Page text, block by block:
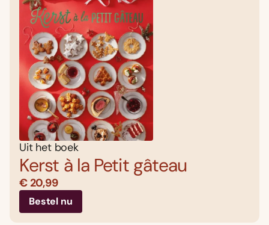
Uit het boek
Kerst à la Petit gâteau
€ 20,99
Bestel nu